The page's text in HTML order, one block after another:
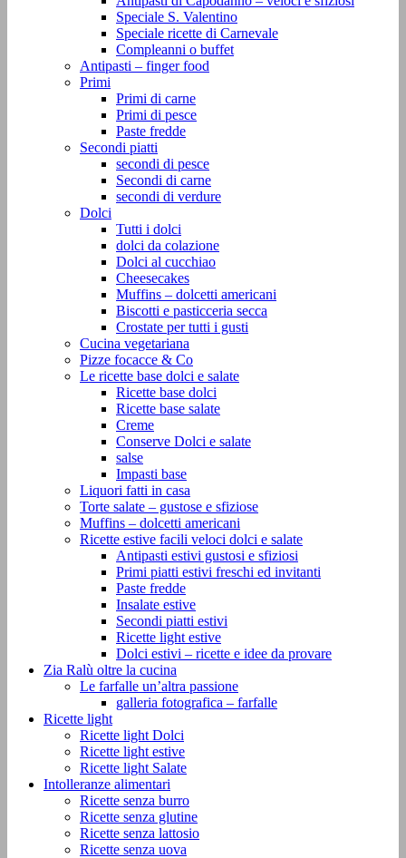
Speciale S. Valentino
Speciale ricette di Carnevale
Compleanni o buffet
Antipasti – finger food
Primi
Primi di carne
Primi di pesce
Paste fredde
Secondi piatti
secondi di pesce
Secondi di carne
secondi di verdure
Dolci
Tutti i dolci
dolci da colazione
Dolci al cucchiao
Cheesecakes
Muffins – dolcetti americani
Biscotti e pasticceria secca
Crostate per tutti i gusti
Cucina vegetariana
Pizze focacce & Co
Le ricette base dolci e salate
Ricette base dolci
Ricette base salate
Creme
Conserve Dolci e salate
salse
Impasti base
Liquori fatti in casa
Torte salate – gustose e sfiziose
Muffins – dolcetti americani
Ricette estive facili veloci dolci e salate
Antipasti estivi gustosi e sfiziosi
Primi piatti estivi freschi ed invitanti
Paste fredde
Insalate estive
Secondi piatti estivi
Ricette light estive
Dolci estivi – ricette e idee da provare
Zia Ralù oltre la cucina
Le farfalle un’altra passione
galleria fotografica – farfalle
Ricette light
Ricette light Dolci
Ricette light estive
Ricette light Salate
Intolleranze alimentari
Ricette senza burro
Ricette senza glutine
Ricette senza lattosio
Ricette senza uova